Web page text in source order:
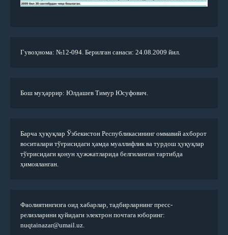
Гувоҳнома: №12-094. Берилган санаси: 24.08.2009 йил.
Бош муҳаррир: Юлдашев Тимур Юсуфович.
Барча ҳуқуқлар Ўзбекистон Республикасининг оммавий ахборот
воситалари тўғрисидаги ҳамда муаллифлик ва турдош ҳуқуқлар
тўғрисидаги қонун ҳужжатларида белгиланган тартибда
ҳимояланган.
Фаолиятингизга оид хабарлар, тадбирларнинг пресс-
релизларини қуйидаги электрон почтага юборинг:
nuqtainazar@umail.uz.